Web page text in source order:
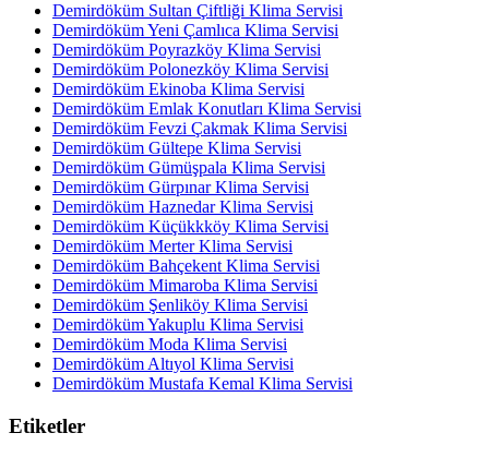
Demirdöküm Sultan Çiftliği Klima Servisi
Demirdöküm Yeni Çamlıca Klima Servisi
Demirdöküm Poyrazköy Klima Servisi
Demirdöküm Polonezköy Klima Servisi
Demirdöküm Ekinoba Klima Servisi
Demirdöküm Emlak Konutları Klima Servisi
Demirdöküm Fevzi Çakmak Klima Servisi
Demirdöküm Gültepe Klima Servisi
Demirdöküm Gümüşpala Klima Servisi
Demirdöküm Gürpınar Klima Servisi
Demirdöküm Haznedar Klima Servisi
Demirdöküm Küçükkköy Klima Servisi
Demirdöküm Merter Klima Servisi
Demirdöküm Bahçekent Klima Servisi
Demirdöküm Mimaroba Klima Servisi
Demirdöküm Şenliköy Klima Servisi
Demirdöküm Yakuplu Klima Servisi
Demirdöküm Moda Klima Servisi
Demirdöküm Altıyol Klima Servisi
Demirdöküm Mustafa Kemal Klima Servisi
Etiketler